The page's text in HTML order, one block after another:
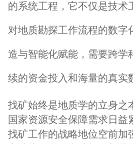
的系统工程，它不仅是技术
对地质勘探工作流程的数字
造与智能化赋能，需要跨学
续的资金投入和海量的真实
找矿始终是地质学的立身之
国家资源安全保障需求日益
找矿工作的战略地位空前加